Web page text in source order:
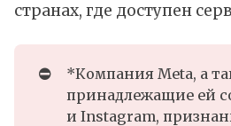
странах, где доступен
⛔
*Компания Meta, а
принадлежащие ей
и Instagram,